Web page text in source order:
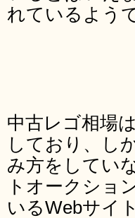
れているよう
中古レゴ相場
しており、し
み方をしてい
トオークショ
いるWebサイ